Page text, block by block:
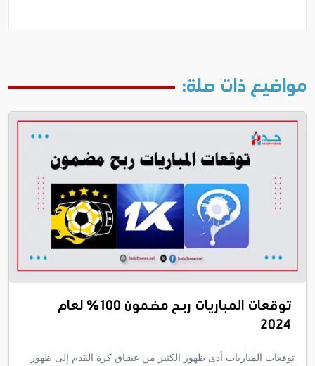
مواضيع ذات صلة:
توقعات المباريات ربح مضمون 100% لعام
2024
توقعات المباريات أدى ظهور الكثير من عشاق كرة القدم إلى ظهور